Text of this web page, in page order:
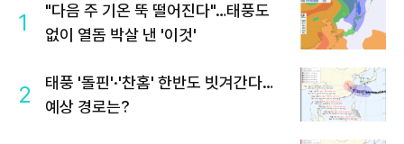
1
"다음 주 기온 뚝 떨어진다"…태풍도
없이 열돔 박살 낸 '이것'
2
태풍 '돌핀'·'찬홈' 한반도 빗겨간다…
예상 경로는?